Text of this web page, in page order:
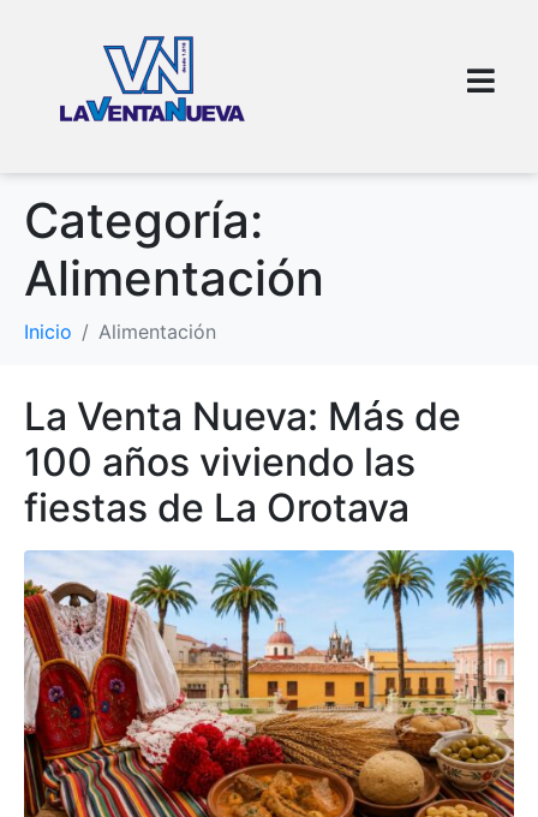
Categoría:
Alimentación
Inicio Alimentación
La Venta Nueva: Más de
100 años viviendo las
fiestas de La Orotava